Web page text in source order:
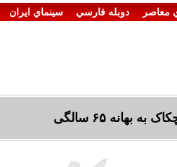
معاصر دوبله فارسي سينماي ايران
۶۵ سالگی